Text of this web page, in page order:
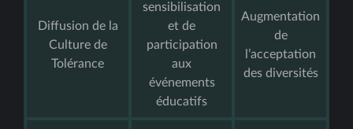
Diffusion de la
Culture de
Tolérance
sensibilisation
et de
participation
aux
événements
éducatifs
Augmentation
de
l’acceptation
des diversités